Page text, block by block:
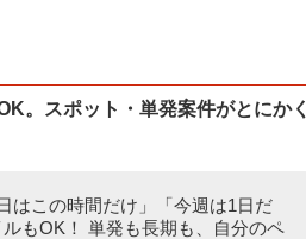
。スポット・単発案件がとにかく
はこの時間だけ」「今週は1日だ
もOK！ 単発も長期も、自分のペ